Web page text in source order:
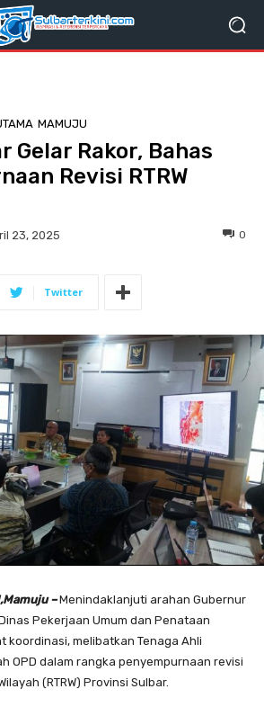
MAMUJU
Gelar Rakor, Bahas
Revisi RTRW
23, 2025 0
Twitter
–Menindaklanjuti arahan Gubernur
Pekerjaan Umum dan Penataan
koordinasi, melibatkan Tenaga Ahli
OPD dalam rangka penyempurnaan revisi
(RTRW) Provinsi Sulbar.